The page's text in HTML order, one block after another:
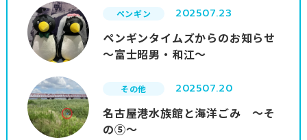
ペンギン 202507.23
ペンギンタイムズからのお知らせ
～富士昭男・和江～
その他 202507.20
名古屋港水族館と海洋ごみ ～そ
の⑤～